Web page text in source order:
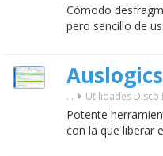
Cómodo
pero sencillo de
... Utilidades Disco
Potente
con la que liberar